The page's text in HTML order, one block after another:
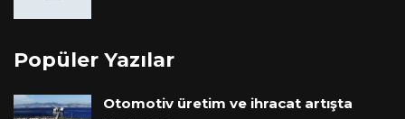
Popüler Yazılar
Otomotiv üretim ve ihracat artışta